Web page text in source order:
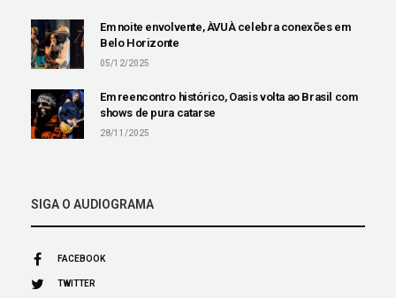
Em noite envolvente, ÀVUÀ celebra conexões em
Belo Horizonte
05/12/2025
Em reencontro histórico, Oasis volta ao Brasil com
shows de pura catarse
28/11/2025
SIGA O AUDIOGRAMA
FACEBOOK
TWITTER